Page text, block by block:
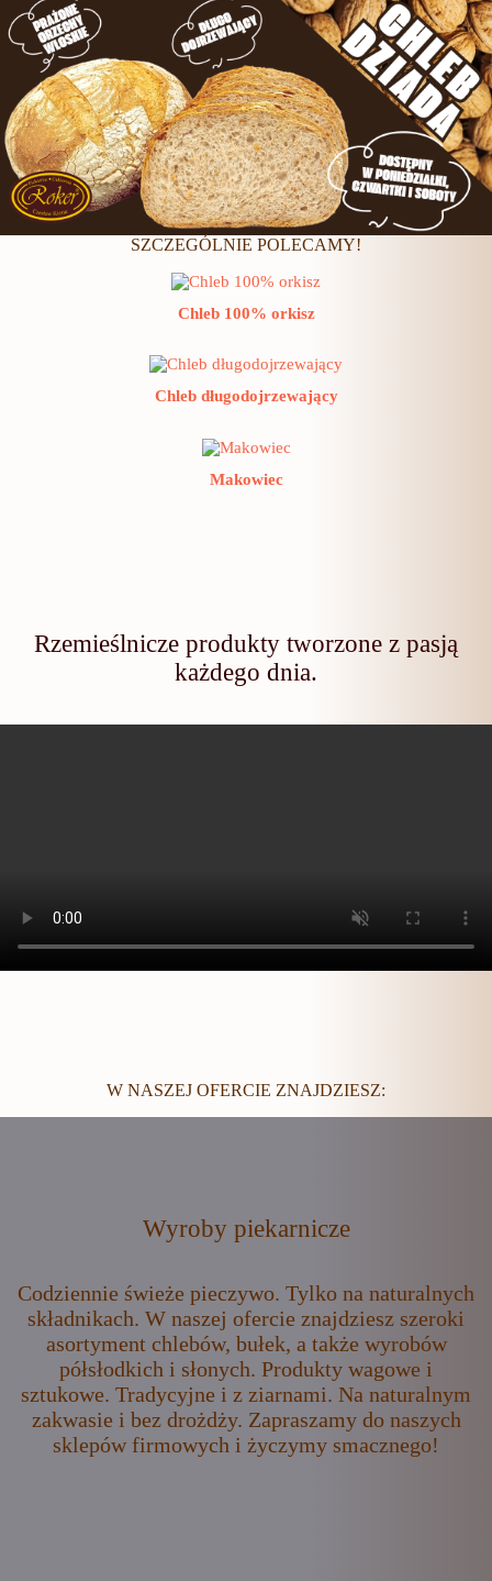
SZCZEGÓLNIE POLECAMY!
Chleb 100% orkisz
Chleb długodojrzewający
Makowiec
Rzemieślnicze produkty tworzone z pasją
każdego dnia.
W NASZEJ OFERCIE ZNAJDZIESZ:
Wyroby piekarnicze
Codziennie świeże pieczywo. Tylko na naturalnych
składnikach. W naszej ofercie znajdziesz szeroki
asortyment chlebów, bułek, a także wyrobów
półsłodkich i słonych. Produkty wagowe i
sztukowe. Tradycyjne i z ziarnami. Na naturalnym
zakwasie i bez drożdży. Zapraszamy do naszych
sklepów firmowych i życzymy smacznego!